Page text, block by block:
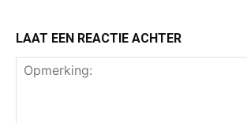
LAAT EEN REACTIE ACHTER